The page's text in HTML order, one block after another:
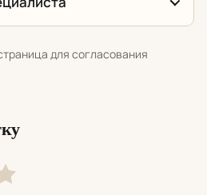
для согласования